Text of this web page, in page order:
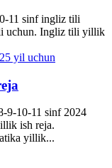
11 sinf ingliz tili
uchun. Ingliz tili yillik
9-10-11 sinf 2024
ish reja.
yillik...